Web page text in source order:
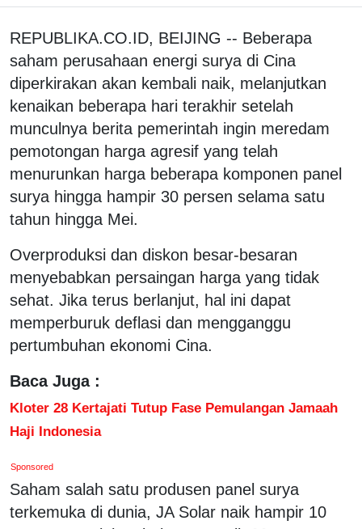
REPUBLIKA.CO.ID, BEIJING -- Beberapa
saham perusahaan energi surya di Cina
diperkirakan akan kembali naik, melanjutkan
kenaikan beberapa hari terakhir setelah
munculnya berita pemerintah ingin meredam
pemotongan harga agresif yang telah
menurunkan harga beberapa komponen panel
surya hingga hampir 30 persen selama satu
tahun hingga Mei.
Overproduksi dan diskon besar-besaran
menyebabkan persaingan harga yang tidak
sehat. Jika terus berlanjut, hal ini dapat
memperburuk deflasi dan mengganggu
pertumbuhan ekonomi Cina.
Baca Juga :
Kloter 28 Kertajati Tutup Fase Pemulangan Jamaah
Haji Indonesia
Sponsored
Saham salah satu produsen panel surya
terkemuka di dunia, JA Solar naik hampir 10